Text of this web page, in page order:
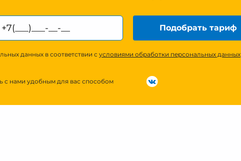
Подобрать тариф
данных в соответствии с условиями обработки персональных данных
с нами удобным для вас способом